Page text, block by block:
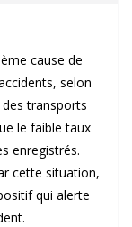
cause de
selon
transports
le faible taux
enregistrés.
cette situation,
qui alerte